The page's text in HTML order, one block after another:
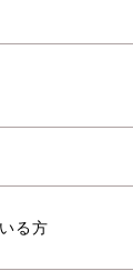
る方